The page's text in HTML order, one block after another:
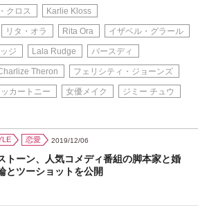
クロス Karlie Kloss
リタ・オラ Rita Ora イザベル・グラール
ジ Lala Rudge バースディ
Theron フェリシティ・ジョーンズ
カートニー 女優メイク ジミー チュウ
恋愛 2019/12/06
トーン、人気コメディ番組の脚本家と婚
ツーショットを公開